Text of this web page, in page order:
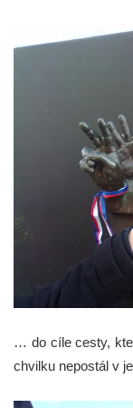
… do cíle cesty,
chvilku nepostál v